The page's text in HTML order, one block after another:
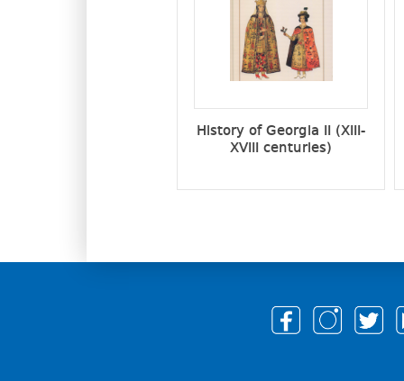
History of Georgia II (XIII-
XVIII centuries)